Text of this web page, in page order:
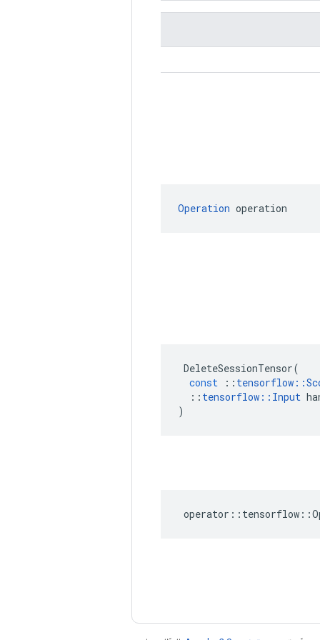
Operation operation
DeleteSessionTensor(
const
:: tensorflow ::
:: tensorflow :: Input
)
operator :: tensorflow ::